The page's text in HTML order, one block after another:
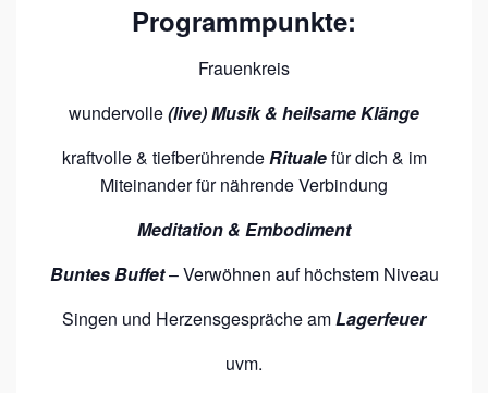
Programmpunkte:
Frauenkreis
wundervolle(live) Musik & heilsame Klänge
kraftvolle & tiefberührendeRitualefür dich & im
Miteinander für nährende Verbindung
Meditation & Embodiment
Buntes Buffet– Verwöhnen auf höchstem Niveau
Singen und Herzensgespräche amLagerfeuer
uvm.